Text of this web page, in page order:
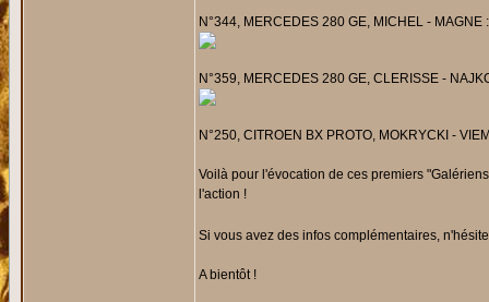
N°344, MERCEDES 280 GE, MICHEL -
N°359, MERCEDES 280 GE, CLERISSE -
N°250, CITROEN BX PROTO, MOKRYCKI -
Voilà pour l'évocation de ces premiers
l'action !
Si vous avez des infos complémentaires,
A bientôt !